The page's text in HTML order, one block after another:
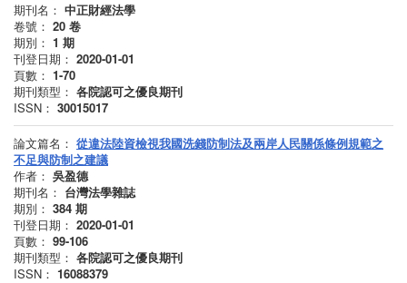
期刊名： 中正財經法學
卷號： 20 卷
期別： 1 期
刊登日期： 2020-01-01
頁數： 1-70
期刊類型： 各院認可之優良期刊
ISSN： 30015017
論文篇名： 從違法陸資檢視我國洗錢防制法及兩岸人民關係條例規範之
不足與防制之建議
作者： 吳盈德
期刊名： 台灣法學雜誌
期別： 384 期
刊登日期： 2020-01-01
頁數： 99-106
期刊類型： 各院認可之優良期刊
ISSN： 16088379